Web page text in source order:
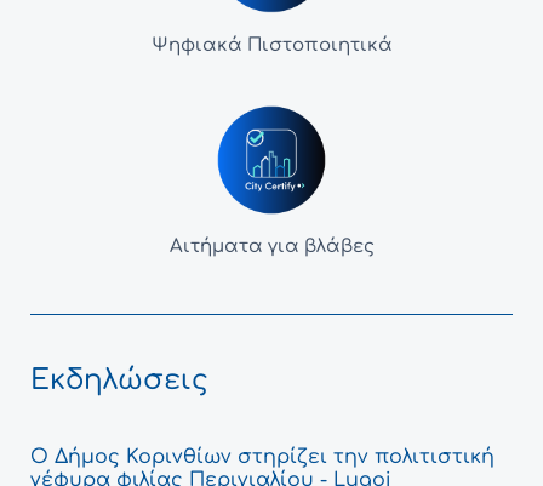
Ψηφιακά Πιστοποιητικά
Αιτήματα για βλάβες
Εκδηλώσεις
Ο Δήμος Κορινθίων στηρίζει την πολιτιστική
γέφυρα φιλίας Περιγιαλίου - Lugoj